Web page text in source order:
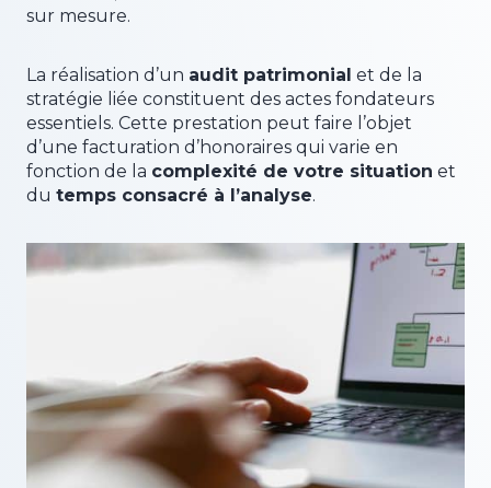
sur mesure.
La réalisation d’un audit patrimonial et de la
stratégie liée constituent des actes fondateurs
essentiels. Cette prestation peut faire l’objet
d’une facturation d’honoraires qui varie en
fonction de la complexité de votre situation et
du temps consacré à l’analyse.